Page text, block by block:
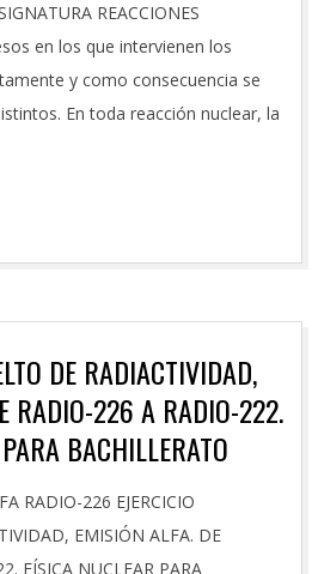
REACCIONES
en los que intervienen los
y como consecuencia se
En toda reacción nuclear, la
DE RADIACTIVIDAD,
RADIO-226 A RADIO-222.
BACHILLERATO
RADIO-226 EJERCICIO
EMISIÓN ALFA. DE
FÍSICA NUCLEAR PARA